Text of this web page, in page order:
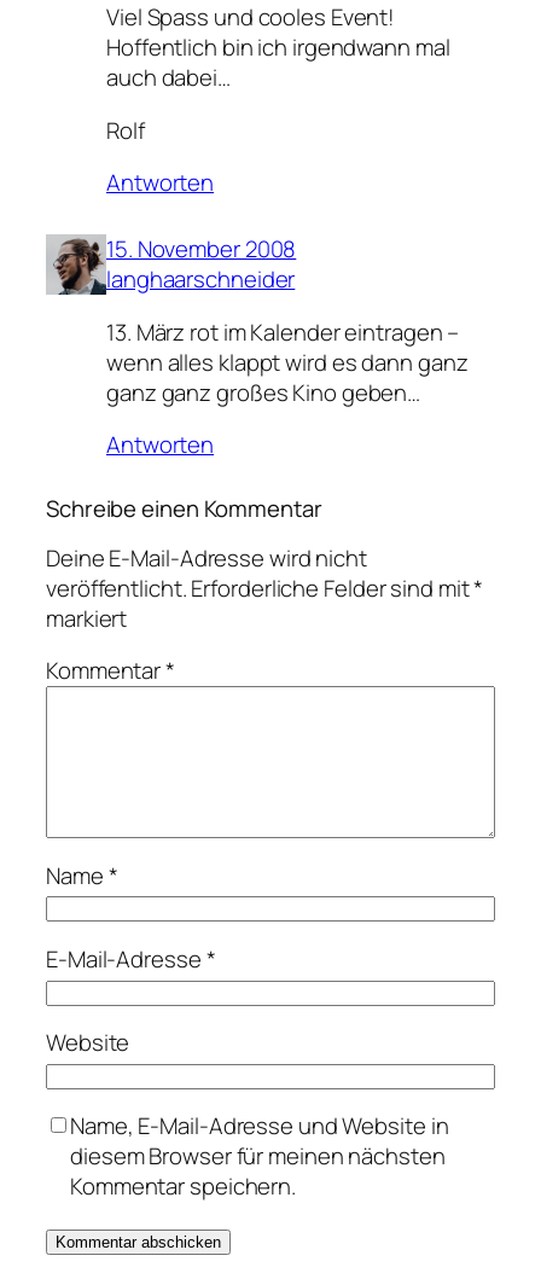
Viel Spass und cooles Event!
Hoffentlich bin ich irgendwann mal
auch dabei…
Rolf
Antworten
15. November 2008
langhaarschneider
13. März rot im Kalender eintragen –
wenn alles klappt wird es dann ganz
ganz ganz großes Kino geben…
Antworten
Schreibe einen Kommentar
Deine E-Mail-Adresse wird nicht
veröffentlicht.Erforderliche Felder sind mit*
markiert
Kommentar*
Name*
E-Mail-Adresse*
Website
Name, E-Mail-Adresse und Website in
diesem Browser für meinen nächsten
Kommentar speichern.